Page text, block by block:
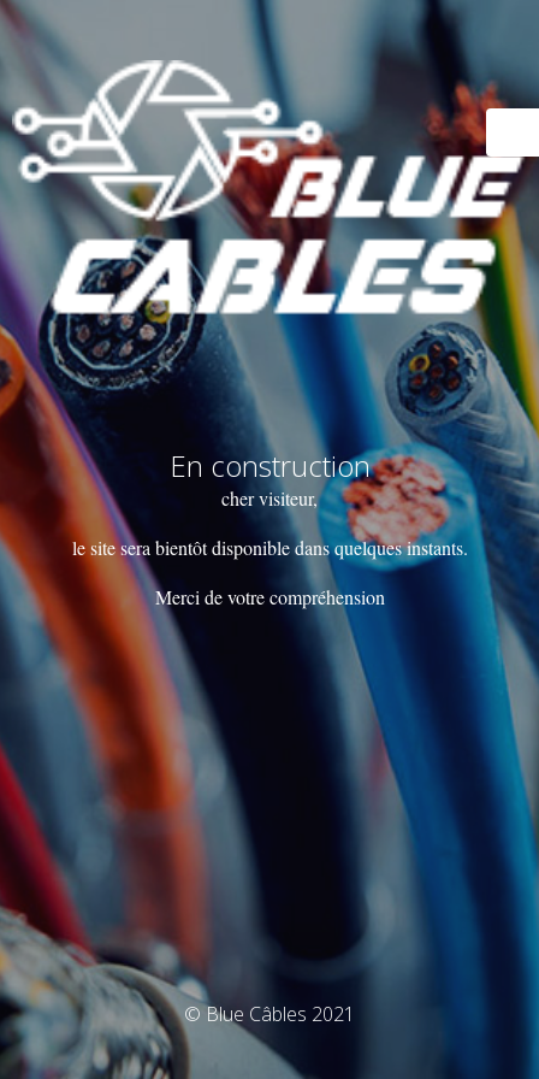
En construction
cher visiteur,
le site sera bientôt disponible dans quelques instants.
Merci de votre compréhension
© Blue Câbles 2021